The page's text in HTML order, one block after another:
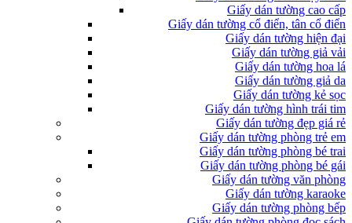
Giấy dán tường cao cấp
Giấy dán tường cổ điển, tân cổ điển
Giấy dán tường hiện đại
Giấy dán tường giả vải
Giấy dán tường hoa lá
Giấy dán tường giả da
Giấy dán tường kẻ sọc
Giấy dán tường hình trái tim
Giấy dán tường đẹp giá rẻ
Giấy dán tường phòng trẻ em
Giấy dán tường phòng bé trai
Giấy dán tường phòng bé gái
Giấy dán tường văn phòng
Giấy dán tường karaoke
Giấy dán tường phòng bếp